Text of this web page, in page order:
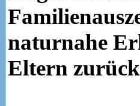
naturnahe
Eltern